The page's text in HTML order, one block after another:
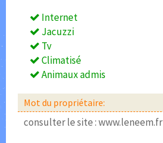
Internet
Jacuzzi
Tv
Climatisé
Animaux admis
Mot du propriétaire:
consulter le site : www.leneem.fr